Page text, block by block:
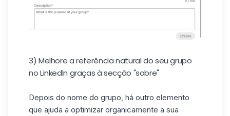
3) Melhore a referência natural do seu grupo
no LinkedIn graças à secção "sobre"
Depois do nome do grupo, há outro elemento
que ajuda a optimizar organicamente a sua